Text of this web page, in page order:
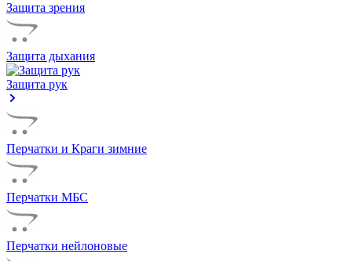
Защита зрения
Защита дыхания
Защита рук
Перчатки и Краги зимние
Перчатки МБС
Перчатки нейлоновые